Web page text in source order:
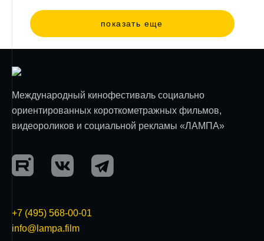
показать еще
Международный кинофестиваль социально
ориентированных короткометражных фильмов,
видеороликов и социальной рекламы «ЛАМПА»
+7 (495) 568-00-01
info@lampa.film